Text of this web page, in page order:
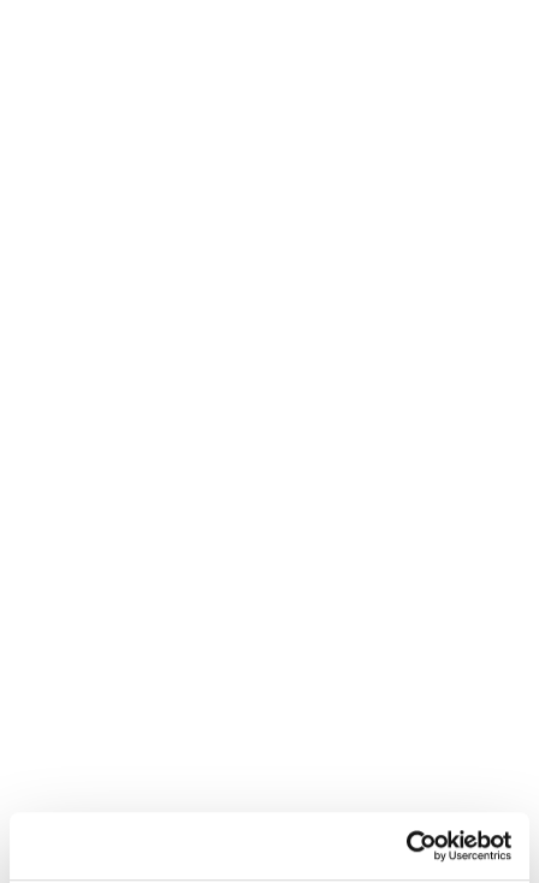
Agencja INIS uzyskała Stempel Jakości